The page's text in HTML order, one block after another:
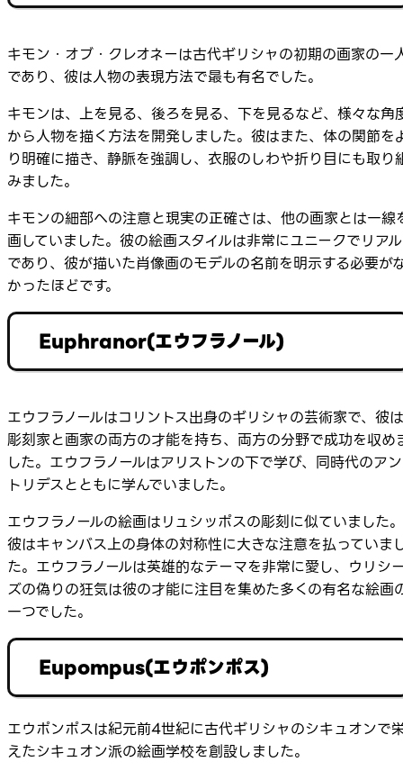
キモン・オブ・クレオネーは古代ギリシャの初期の画家の一
であり、彼は人物の表現方法で最も有名でした。
キモンは、上を見る、後ろを見る、下を見るなど、様々な角
から人物を描く方法を開発しました。彼はまた、体の関節を
り明確に描き、静脈を強調し、衣服のしわや折り目にも取り
みました。
キモンの細部への注意と現実の正確さは、他の画家とは一線
画していました。彼の絵画スタイルは非常にユニークでリアル
であり、彼が描いた肖像画のモデルの名前を明示する必要が
かったほどです。
Euphranor(エウフラノール)
エウフラノールはコリントス出身のギリシャの芸術家で、彼は
彫刻家と画家の両方の才能を持ち、両方の分野で成功を収め
した。エウフラノールはアリストンの下で学び、同時代のアン
トリデスとともに学んでいました。
エウフラノールの絵画はリュシッポスの彫刻に似ていました。
彼はキャンバス上の身体の対称性に大きな注意を払っていま
た。エウフラノールは英雄的なテーマを非常に愛し、ウリシ
ズの偽りの狂気は彼の才能に注目を集めた多くの有名な絵画
一つでした。
Eupompus(エウポンポス)
エウポンポスは紀元前4世紀に古代ギリシャのシキュオンで
えたシキュオン派の絵画学校を創設しました。